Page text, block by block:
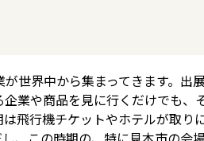
世界中から集まってきます。出
業や商品を見に行くだけでも、
飛行機チケットやホテルが取り